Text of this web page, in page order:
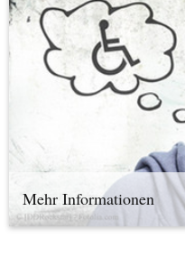
Mehr Informationen